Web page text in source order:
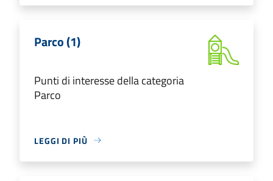
Parco (1)
Punti di interesse della categoria
Parco
LEGGI DI PIÙ